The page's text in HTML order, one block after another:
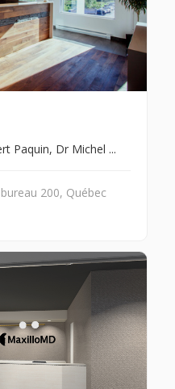
Paquin, Dr Michel ...
200, Québec